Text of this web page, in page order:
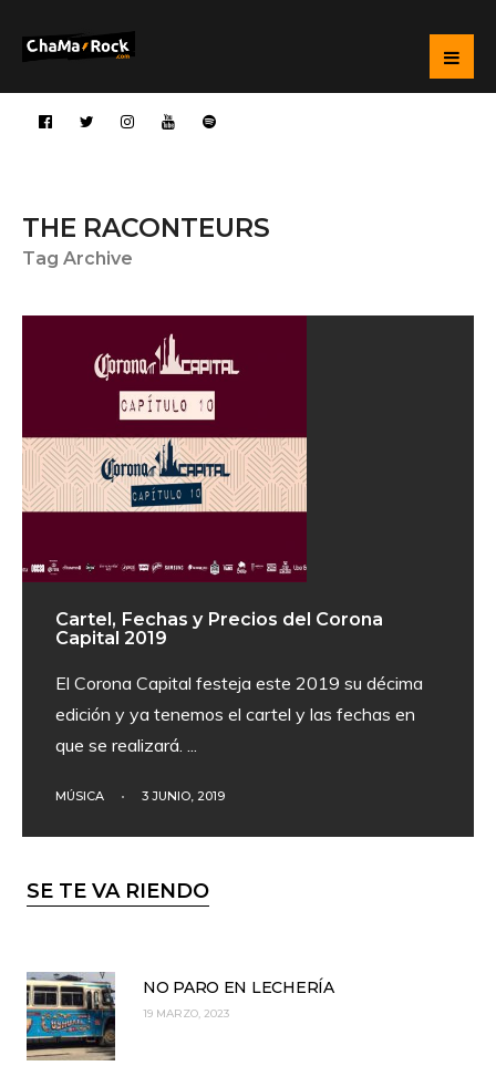
THE RACONTEURS
Tag Archive
Cartel, Fechas y Precios del Corona
Capital 2019
El Corona Capital festeja este 2019 su décima
edición y ya tenemos el cartel y las fechas en
que se realizará. ...
MÚSICA • 3 JUNIO, 2019
SE TE VA RIENDO
NO PARO EN LECHERÍA
19 MARZO, 2023